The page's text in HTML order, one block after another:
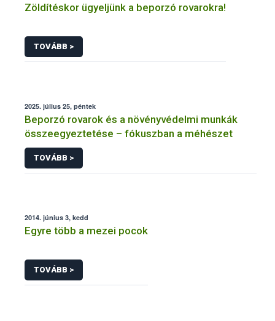
Zöldítéskor ügyeljünk a beporzó rovarokra!
TOVÁBB >
2025. július 25, péntek
Beporzó rovarok és a növényvédelmi munkák
összeegyeztetése – fókuszban a méhészet
TOVÁBB >
2014. június 3, kedd
Egyre több a mezei pocok
TOVÁBB >